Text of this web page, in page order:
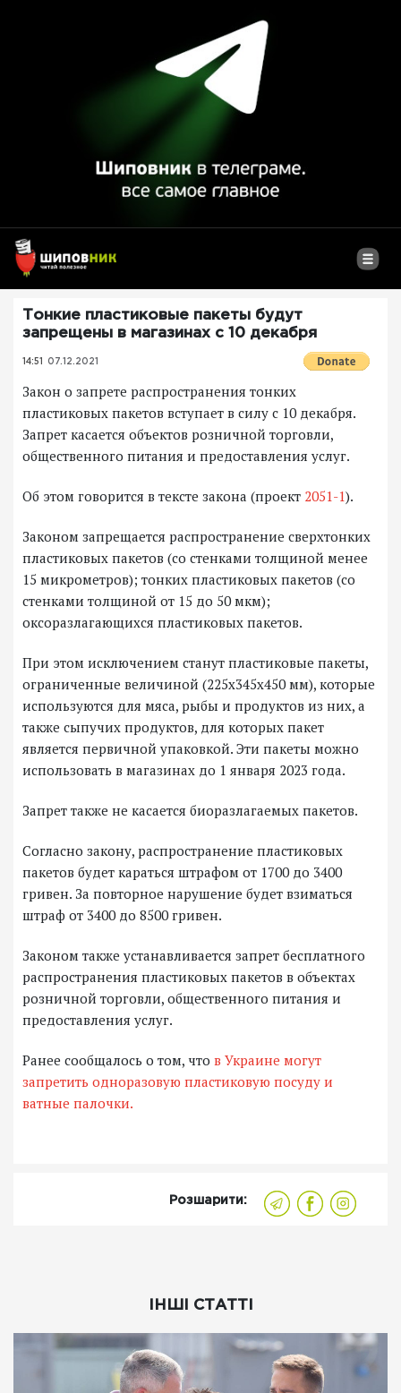
Тонкие пластиковые пакеты будут
запрещены в магазинах с 10 декабря
14:51 07.12.2021
Закон о запрете распространения тонких
пластиковых пакетов вступает в силу с 10 декабря.
Запрет касается объектов розничной торговли,
общественного питания и предоставления услуг.
Об этом говорится в тексте закона (проект 2051-1).
Законом запрещается распространение сверхтонких
пластиковых пакетов (со стенками толщиной менее
15 микрометров); тонких пластиковых пакетов (со
стенками толщиной от 15 до 50 мкм);
оксоразлагающихся пластиковых пакетов.
При этом исключением станут пластиковые пакеты,
ограниченные величиной (225х345х450 мм), которые
используются для мяса, рыбы и продуктов из них, а
также сыпучих продуктов, для которых пакет
является первичной упаковкой. Эти пакеты можно
использовать в магазинах до 1 января 2023 года.
Запрет также не касается биоразлагаемых пакетов.
Согласно закону, распространение пластиковых
пакетов будет караться штрафом от 1700 до 3400
гривен. За повторное нарушение будет взиматься
штраф от 3400 до 8500 гривен.
Законом также устанавливается запрет бесплатного
распространения пластиковых пакетов в объектах
розничной торговли, общественного питания и
предоставления услуг.
Ранее сообщалось о том, что в Украине могут
запретить одноразовую пластиковую посуду и
ватные палочки.
Розшарити:
ІНШІ СТАТТІ